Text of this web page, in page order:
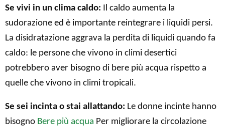
Se vivi in ​​un clima caldo: Il caldo aumenta la
sudorazione ed è importante reintegrare i liquidi persi.
La disidratazione aggrava la perdita di liquidi quando fa
caldo: le persone che vivono in climi desertici
potrebbero aver bisogno di bere più acqua rispetto a
quelle che vivono in climi tropicali.
Se sei incinta o stai allattando: Le donne incinte hanno
bisogno Bere più acqua Per migliorare la circolazione